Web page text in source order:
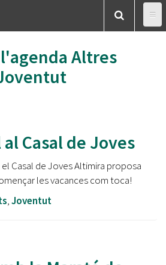
Altres
Casal de Joves
Casal de Joves Altimira proposa
les vacances com toca!
,Joventut